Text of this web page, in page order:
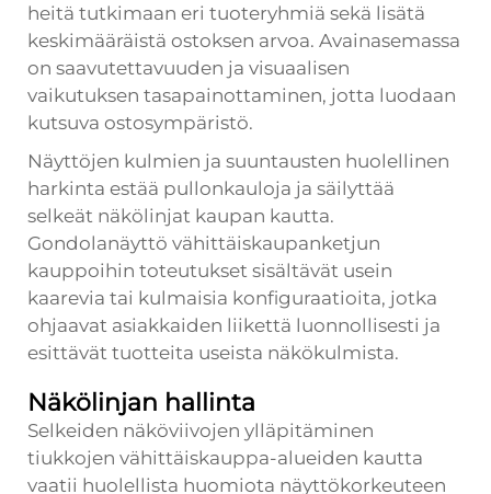
heitä tutkimaan eri tuoteryhmiä sekä lisätä
keskimääräistä ostoksen arvoa. Avainasemassa
on saavutettavuuden ja visuaalisen
vaikutuksen tasapainottaminen, jotta luodaan
kutsuva ostosympäristö.
Näyttöjen kulmien ja suuntausten huolellinen
harkinta estää pullonkauloja ja säilyttää
selkeät näkölinjat kaupan kautta.
Gondolanäyttö vähittäiskaupanketjun
kauppoihin toteutukset sisältävät usein
kaarevia tai kulmaisia konfiguraatioita, jotka
ohjaavat asiakkaiden liikettä luonnollisesti ja
esittävät tuotteita useista näkökulmista.
Näkölinjan hallinta
Selkeiden näköviivojen ylläpitäminen
tiukkojen vähittäiskauppa-alueiden kautta
vaatii huolellista huomiota näyttökorkeuteen